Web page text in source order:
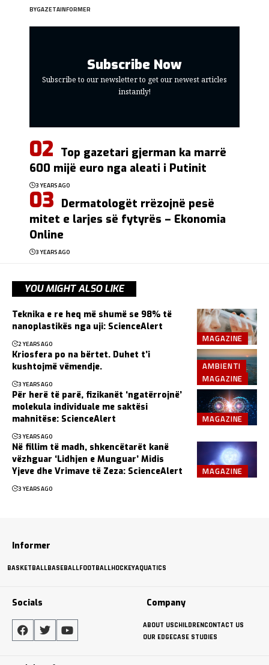
BYGAZETAINFORMER
Subscribe Now
Subscribe to our newsletter to get our newest articles
instantly!
Top gazetari gjerman ka marrë
600 mijë euro nga aleati i Putinit
3 YEARS AGO
Dermatologët rrëzojnë pesë
mitet e larjes së fytyrës – Ekonomia
Online
3 YEARS AGO
YOU MIGHT ALSO LIKE
MAGAZINE
Teknika e re heq më shumë se 98% të
nanoplastikës nga uji: ScienceAlert
2 YEARS AGO
AMBIENTI
MAGAZINE
Kriosfera po na bërtet. Duhet t’i
kushtojmë vëmendje.
3 YEARS AGO
MAGAZINE
Për herë të parë, fizikanët ‘ngatërrojnë’
molekula individuale me saktësi
mahnitëse: ScienceAlert
3 YEARS AGO
MAGAZINE
Në fillim të madh, shkencëtarët kanë
vëzhguar ‘Lidhjen e Munguar’ Midis
Yjeve dhe Vrimave të Zeza: ScienceAlert
3 YEARS AGO
Informer
BASKETBALLBASEBALLFOOTBALLHOCKEYAQUATICS
Socials Company
ABOUT USCHILDRENCONTACT US
OUR EDGECASE STUDIES